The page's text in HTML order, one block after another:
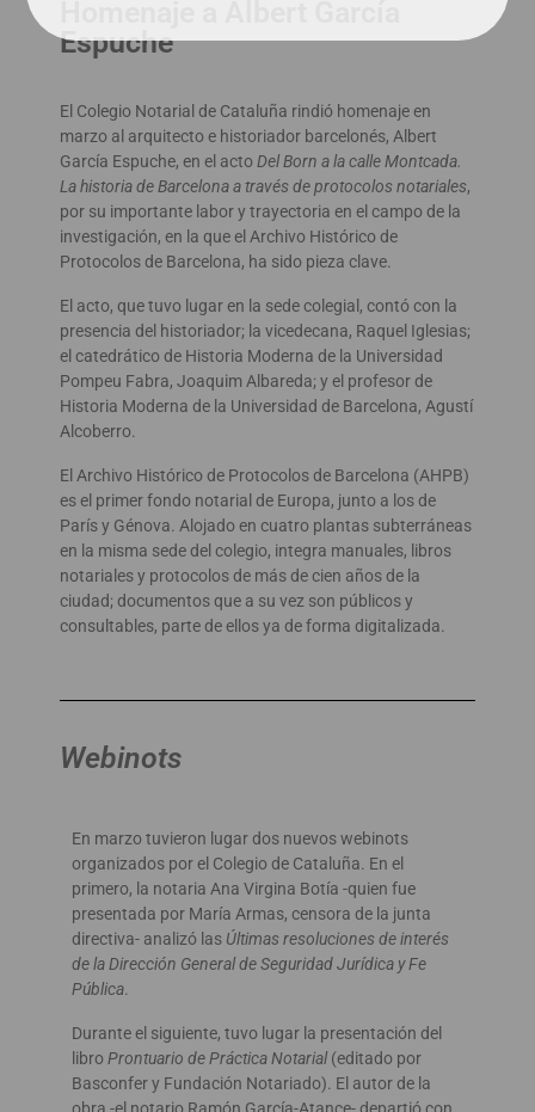
Espuche
El Colegio Notarial de Cataluña rindió homenaje en
marzo al arquitecto e historiador barcelonés, Albert
García Espuche, en el acto Del Born a la calle Montcada.
La historia de Barcelona a través de protocolos notariales,
por su importante labor y trayectoria en el campo de la
investigación, en la que el Archivo Histórico de
Protocolos de Barcelona, ha sido pieza clave.
El acto, que tuvo lugar en la sede colegial, contó con la
presencia del historiador; la vicedecana, Raquel Iglesias;
el catedrático de Historia Moderna de la Universidad
Pompeu Fabra, Joaquim Albareda; y el profesor de
Historia Moderna de la Universidad de Barcelona, Agustí
Alcoberro.
El Archivo Histórico de Protocolos de Barcelona (AHPB)
es el primer fondo notarial de Europa, junto a los de
París y Génova. Alojado en cuatro plantas subterráneas
en la misma sede del colegio, integra manuales, libros
notariales y protocolos de más de cien años de la
ciudad; documentos que a su vez son públicos y
consultables, parte de ellos ya de forma digitalizada.
Webinots
En marzo tuvieron lugar dos nuevos webinots
organizados por el Colegio de Cataluña. En el
primero, la notaria Ana Virgina Botía -quien fue
presentada por María Armas, censora de la junta
directiva- analizó las Últimas resoluciones de interés
de la Dirección General de Seguridad Jurídica y Fe
Pública.
Durante el siguiente, tuvo lugar la presentación del
libro Prontuario de Práctica Notarial(editado por
Basconfer y Fundación Notariado). El autor de la